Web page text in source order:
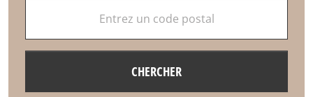
CHERCHER